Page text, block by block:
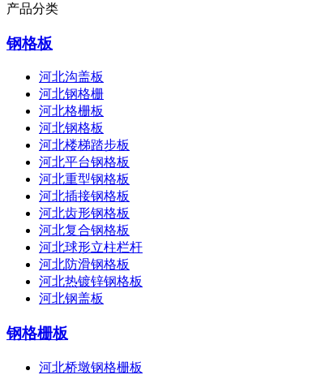
产品分类
钢格板
河北沟盖板
河北钢格栅
河北格栅板
河北钢格板
河北楼梯踏步板
河北平台钢格板
河北重型钢格板
河北插接钢格板
河北齿形钢格板
河北复合钢格板
河北球形立柱栏杆
河北防滑钢格板
河北热镀锌钢格板
河北钢盖板
钢格栅板
河北桥墩钢格栅板